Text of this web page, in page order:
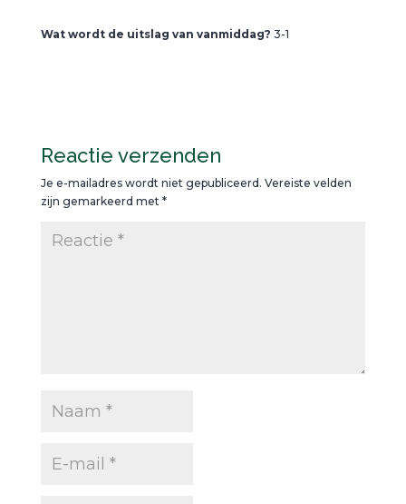
Wat wordt de uitslag van vanmiddag? 3-1
Reactie verzenden
Je e-mailadres wordt niet gepubliceerd. Vereiste velden
zijn gemarkeerd met *